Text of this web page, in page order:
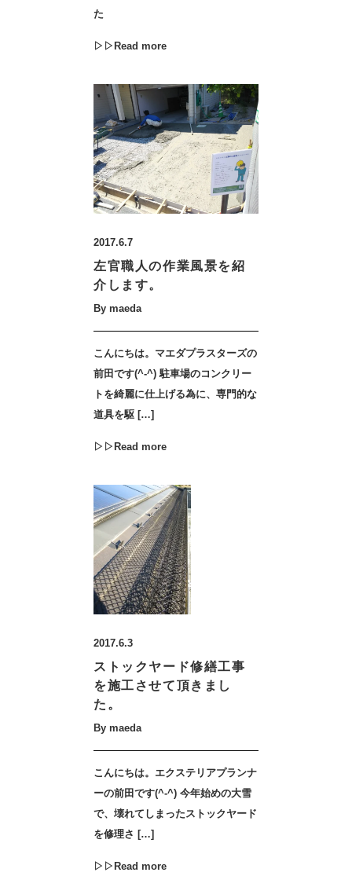
た
▷▷Read more
2017.6.7
左官職人の作業風景を紹
介します。
By maeda
こんにちは。マエダプラスターズの
前田です(^-^) 駐車場のコンクリー
トを綺麗に仕上げる為に、専門的な
道具を駆 […]
▷▷Read more
2017.6.3
ストックヤード修繕工事
を施工させて頂きまし
た。
By maeda
こんにちは。エクステリアプランナ
ーの前田です(^-^) 今年始めの大雪
で、壊れてしまったストックヤード
を修理さ […]
▷▷Read more